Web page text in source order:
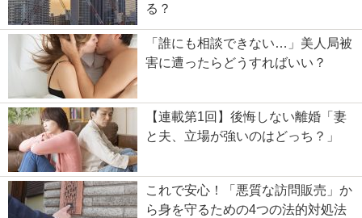
る？
「誰にも相談できない…」美人局被
害に遭ったらどうすればいい？
【連載第1回】後悔しない離婚「妻
と夫、立場が強いのはどっち？」
これで安心！「悪質な訪問販売」か
ら身を守るための4つの法的対処法